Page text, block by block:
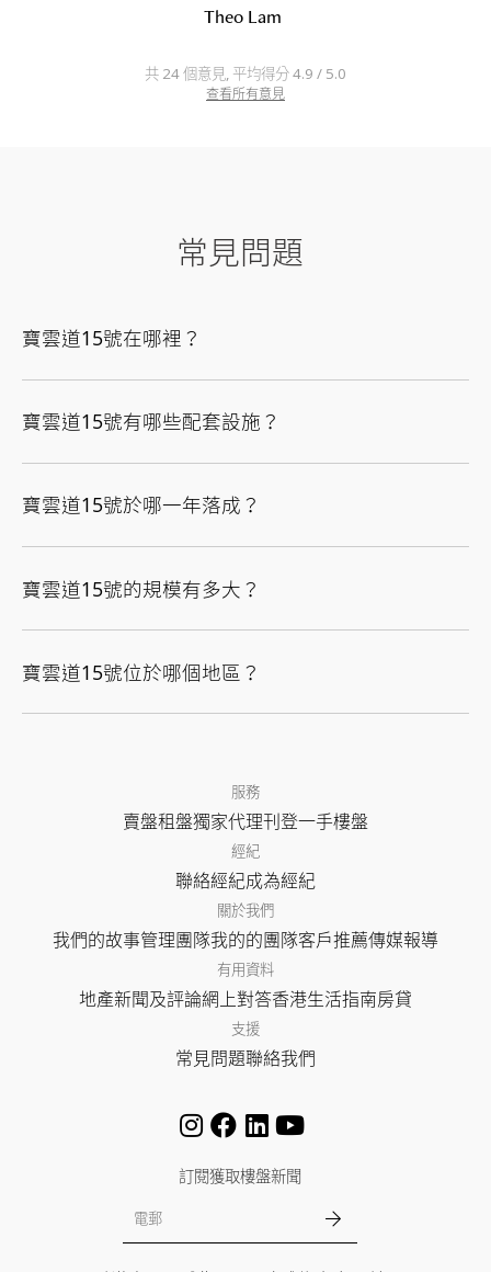
Theo Lam
共 24 個意見, 平均得分 4.9 / 5.0
查看所有意見
常見問題
寶雲道15號在哪裡？
寶雲道15號有哪些配套設施？
寶雲道15號於哪一年落成？
寶雲道15號的規模有多大？
寶雲道15號位於哪個地區？
服務
賣盤租盤獨家代理刊登一手樓盤
經紀
聯絡經紀成為經紀
關於我們
我們的故事管理團隊我的的團隊客戶推薦傳媒報導
有用資料
地產新聞及評論網上對答香港生活指南房貸
支援
常見問題聯絡我們
訂閱獲取樓盤新聞